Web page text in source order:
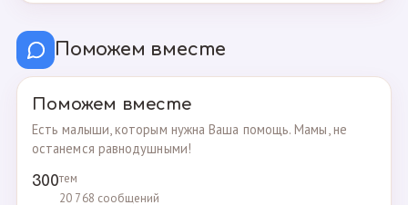
Поможем вместе
Поможем вместе
Есть малыши, которым нужна Ваша помощь. Мамы, не
останемся равнодушными!
300тем
20 768 сообщений